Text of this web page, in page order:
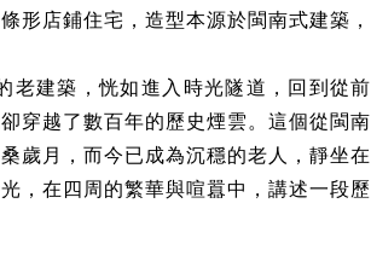
形店鋪住宅，造型本源於閩南式建築，
老建築，恍如進入時光隧道，回到從前
穿越了數百年的歷史煙雲。這個從閩南
歲月，而今已成為沉穩的老人，靜坐在
，在四周的繁華與喧囂中，講述一段歷